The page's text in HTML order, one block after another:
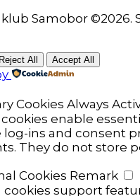
Samobor ©2026.
Reject All Accept All
Cookies Always
cookies enable
log-ins and consent
They do not store
Cookies Remark
cookies support